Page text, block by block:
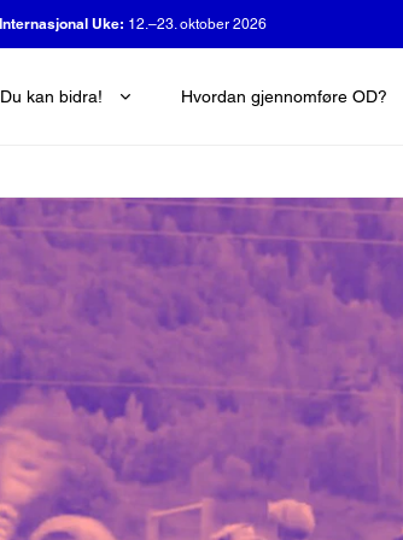
OD-dagen:29. oktober 2026
Du kan bidra! Hvordan gjennomføre OD?